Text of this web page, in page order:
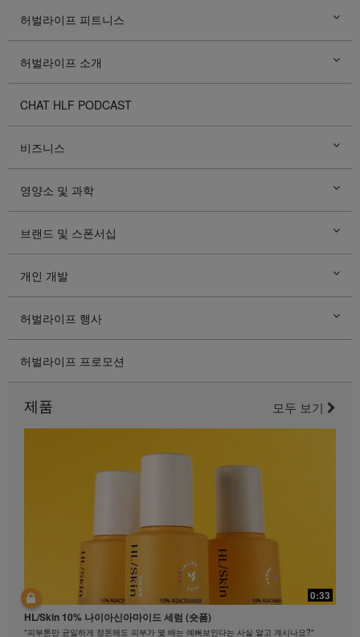
허벌라이프 피트니스
허벌라이프 소개
CHAT HLF PODCAST
비즈니스
영양소 및 과학
브랜드 및 스폰서십
개인 개발
허벌라이프 행사
허벌라이프 프로모션
제품 모두 보기
0:33
HL/Skin 10% 나이아신아마이드 세럼 (숏폼)
"피부톤만 균일하게 정돈해도 피부가 몇 배는 예뻐보인다는 사실 알고 계시나요?"